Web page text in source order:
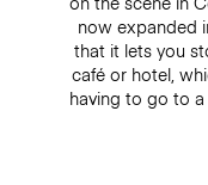
now expanded
that it lets you
café or hotel,
having to go to